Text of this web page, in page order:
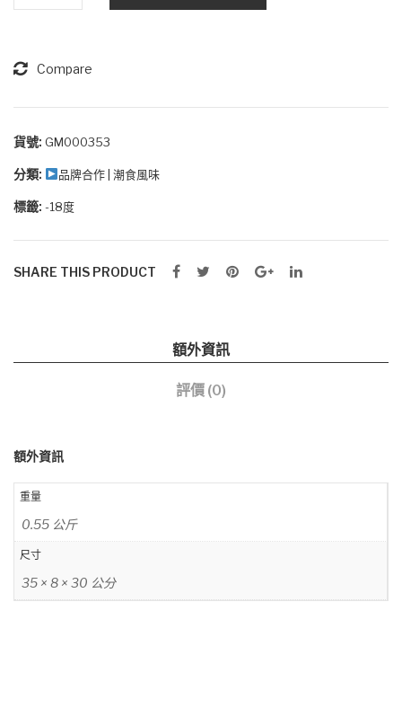
油
數
Compare
貨號: GM000353
分類: 品牌合作 | 潮食風味
標籤: -18度
SHARE THIS PRODUCT
額外資訊
評價 (0)
額外資訊
重量
0.55 公斤
尺寸
35 × 8 × 30 公分